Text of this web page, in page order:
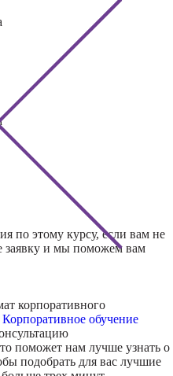
по этому курсу, если вам не
заявку и мы поможем вам
корпоративного
Корпоративное обучение
поможет нам лучше узнать о
подобрать для вас лучшие